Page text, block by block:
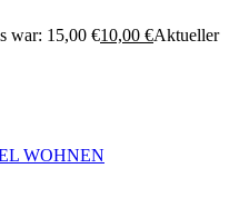
WOHNEN
war: 15,00 €10,00 €Aktueller